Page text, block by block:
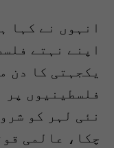
انہوں نے کہا
اپنے نہتے
فلسطینیوں پر
نئی لہر کو
چکا، عالمی